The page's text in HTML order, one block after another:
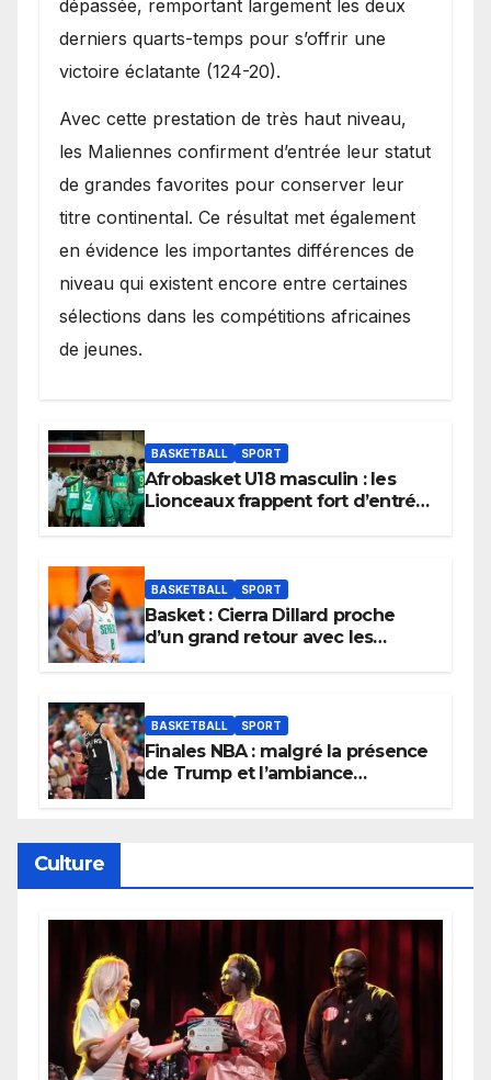
dépassée, remportant largement les deux
derniers quarts-temps pour s’offrir une
victoire éclatante (124-20).
Avec cette prestation de très haut niveau,
les Maliennes confirment d’entrée leur statut
de grandes favorites pour conserver leur
titre continental. Ce résultat met également
en évidence les importantes différences de
niveau qui existent encore entre certaines
sélections dans les compétitions africaines
de jeunes.
BASKETBALL SPORT
Afrobasket U18 masculin : les
Lionceaux frappent fort d’entrée
BASKETBALL SPORT
Basket : Cierra Dillard proche
d’un grand retour avec les
BASKETBALL SPORT
Finales NBA : malgré la présence
de Trump et l’ambiance
Culture